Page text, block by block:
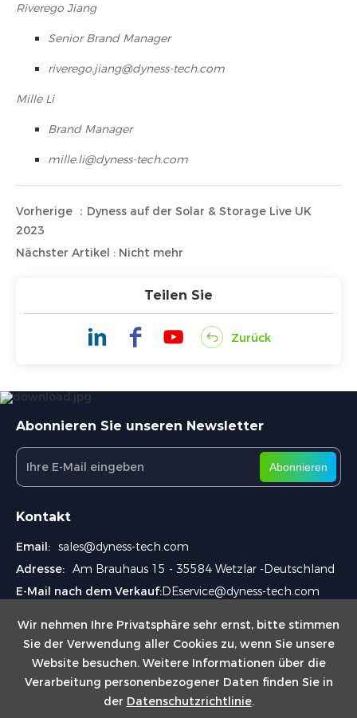
Wir nehmen Ihre Privatsphäre sehr ernst, bitte stimmen
Sie der Verwendung aller Cookies zu, wenn Sie unsere
Website besuchen. Weitere Informationen über die
Verarbeitung personenbezogener Daten finden Sie in
der Datenschutzrichtlinie.
Riverego Jiang
Senior Brand Manager
riverego.jiang@dyness-tech.com
Mille Li
Brand Manager
mille.li@dyness-tech.com
Vorherige ：Dyness auf der Solar & Storage Live UK
2023
Nächster Artikel : Nicht mehr
Teilen Sie
Zurück
Abonnieren Sie unseren Newsletter
Abonnieren
Kontakt
Email: sales@dyness-tech.com
Adresse: Am Brauhaus 15 - 35584 Wetzlar -Deutschland
E-Mail nach dem Verkauf:DEservice@dyness-tech.com
Copyright © 2024 Dyness Germany GmbHImpressum